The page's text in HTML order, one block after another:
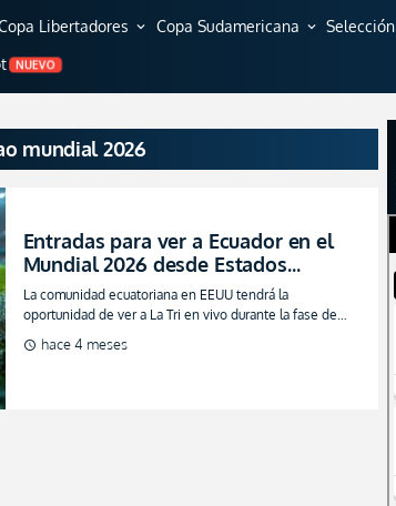
Libertadores expand_more Copa Sudamericana expand_more Selección
NUEVO
mundial 2026
Entradas para ver a Ecuador en el
Mundial 2026 desde Estados
Unidos: partidos, ciudades y cómo
conseguir boletos
La comunidad ecuatoriana en EEUU tendrá la
oportunidad de ver a La Tri en vivo durante la fase de
Filadelfia, Kansas City y Nueva York.
schedule hace 4 meses